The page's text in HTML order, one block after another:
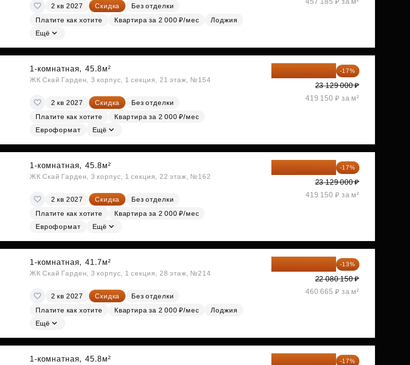
2 кв 2027 Скидка
Без отделки
Платите как хотите
Квартира за 2 000 ₽/мес
Лоджия
Ещё
1-комнатная, 45.8м²
ЖК Скай Гарден, 3 корпус, 1 секция, 21 этаж, №154
2 кв 2027 Скидка
Без отделки
Платите как хотите
Квартира за 2 000 ₽/мес
Евроформат
Ещё
-17%
23 129 000 ₽
419 150 ₽ за м²
1-комнатная, 45.8м²
ЖК Скай Гарден, 3 корпус, 1 секция, 22 этаж, №162
2 кв 2027 Скидка
Без отделки
Платите как хотите
Квартира за 2 000 ₽/мес
Евроформат
Ещё
-17%
23 129 000 ₽
419 150 ₽ за м²
1-комнатная, 41.7м²
ЖК Скай Гарден, 3 корпус, 1 секция, 28 этаж, №214
2 кв 2027 Скидка
Без отделки
Платите как хотите
Квартира за 2 000 ₽/мес
Лоджия
Ещё
-13%
22 080 150 ₽
460 665 ₽ за м²
1-комнатная, 45.8м² -17%